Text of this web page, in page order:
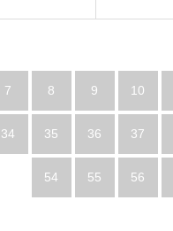
7 8 9 10
34 35 36 37
54 55 56